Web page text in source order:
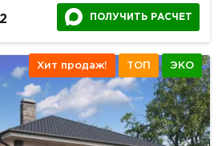
2 ПОЛУЧИТЬ РАСЧЕТ
Хит продаж! ТОП ЭКО